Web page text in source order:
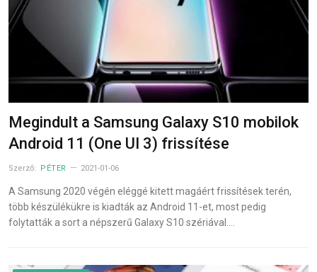
Megindult a Samsung Galaxy S10 mobilok
Android 11 (One UI 3) frissítése
Szerző: PÉTER 2021-01-06
A Samsung 2020 végén eléggé kitett magáért frissítések terén,
több készülékükre is kiadták az Android 11-et, most pedig
folytatták a sort a népszerű Galaxy S10 szériával.…